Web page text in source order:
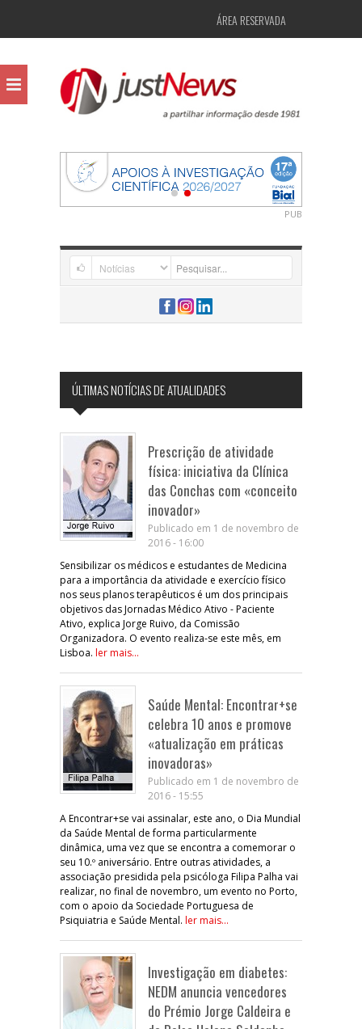
ÁREA RESERVADA
PUB
ÚLTIMAS NOTÍCIAS DE ATUALIDADES
Prescrição de atividade
física: iniciativa da Clínica
das Conchas com «conceito
inovador»
Publicado em 1 de novembro de
2016 - 16:00
Sensibilizar os médicos e estudantes de Medicina
para a importância da atividade e exercício físico
nos seus planos terapêuticos é um dos principais
objetivos das Jornadas Médico Ativo - Paciente
Ativo, explica Jorge Ruivo, da Comissão
Organizadora. O evento realiza-se este mês, em
Lisboa. ler mais...
Saúde Mental: Encontrar+se
celebra 10 anos e promove
«atualização em práticas
inovadoras»
Publicado em 1 de novembro de
2016 - 15:55
A Encontrar+se vai assinalar, este ano, o Dia Mundial
da Saúde Mental de forma particularmente
dinâmica, uma vez que se encontra a comemorar o
seu 10.º aniversário. Entre outras atividades, a
associação presidida pela psicóloga Filipa Palha vai
realizar, no final de novembro, um evento no Porto,
com o apoio da Sociedade Portuguesa de
Psiquiatria e Saúde Mental. ler mais...
Investigação em diabetes:
NEDM anuncia vencedores
do Prémio Jorge Caldeira e